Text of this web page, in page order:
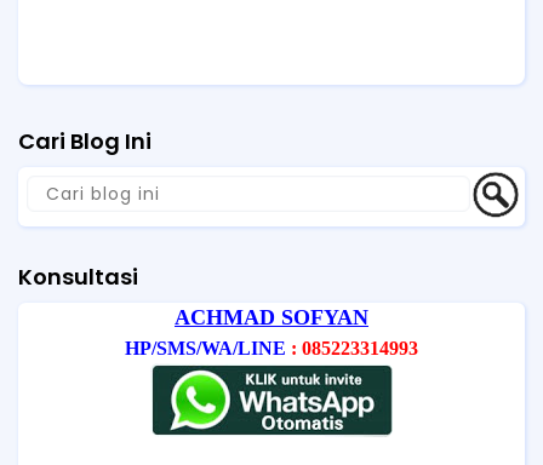
Cari Blog Ini
Konsultasi
ACHMAD SOFYAN
HP/SMS/WA/LINE : 085223314993